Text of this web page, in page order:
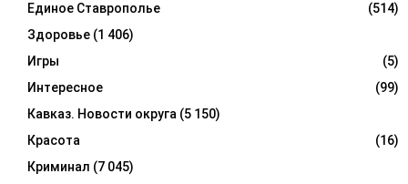
Единое Ставрополье
(514)
Здоровье (1 406)
Игры
(5)
Интересное
(99)
Кавказ. Новости округа (5 150)
Красота
(16)
Криминал (7 045)